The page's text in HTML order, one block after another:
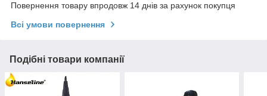
Повернення товару впродовж 14 днів за рахунок покупця
Всі умови повернення
Подібні товари компанії